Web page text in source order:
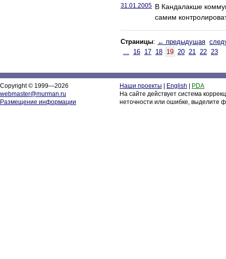
31.01.2005 В Кандалакше
самим
Страницы: ← предыдущая
...
16 17 18 19 20 21 22 23
Copyright © 1999—2026
webmaster@murman.ru
Размещение информации
Наши проекты English
PDA
На сайте действует система
неточности или ошибке, выделите